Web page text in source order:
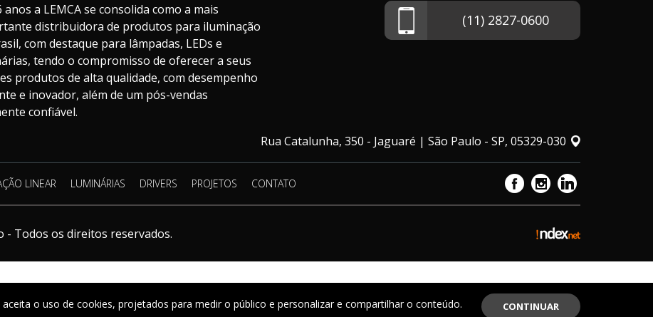
anos a LEMCA se consolida como a mais
distribuidora de produtos para iluminação
com destaque para lâmpadas, LEDs e
tendo o compromisso de oferecer a seus
produtos de alta qualidade, com desempenho
e inovador, além de um pós-vendas
confiável.
(11) 2827-0600
Rua Catalunha, 350 - Jaguaré | São Paulo - SP, 05329-030
LINEAR LUMINÁRIAS DRIVERS PROJETOS CONTATO
- Todos os direitos reservados.
o uso de cookies, projetados para medir o público e personalizar e compartilhar o conteúdo. CONTINUAR